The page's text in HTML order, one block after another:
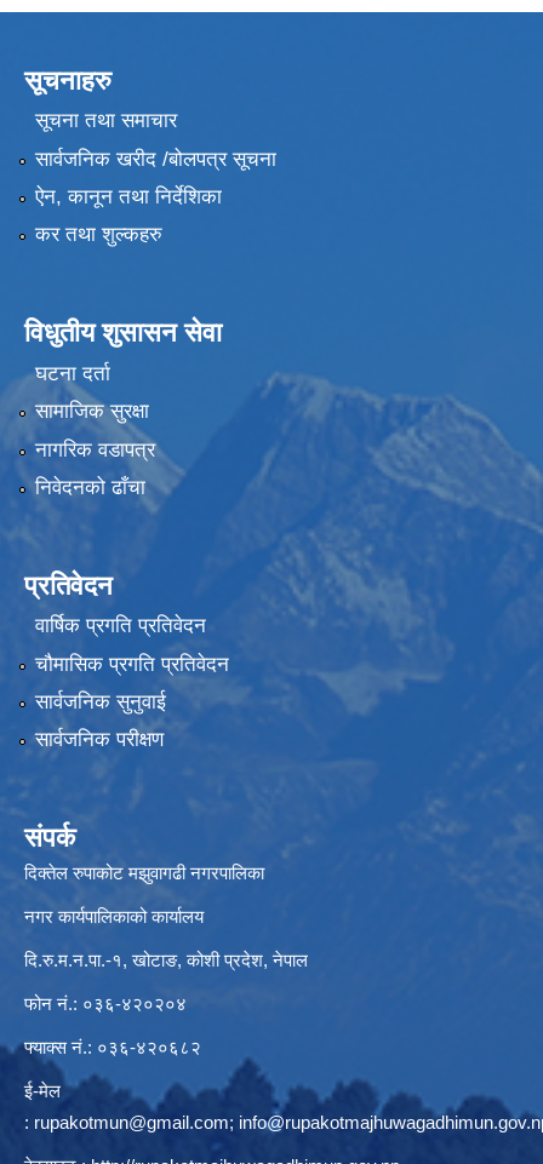
सूचनाहरु
सूचना तथा समाचार
सार्वजनिक खरीद /बोलपत्र सूचना
ऐन, कानून तथा निर्देशिका
कर तथा शुल्कहरु
विधुतीय शुसासन सेवा
घटना दर्ता
सामाजिक सुरक्षा
नागरिक वडापत्र
निवेदनको ढाँचा
प्रतिवेदन
वार्षिक प्रगति प्रतिवेदन
चौमासिक प्रगति प्रतिवेदन
सार्वजनिक सुनुवाई
सार्वजनिक परीक्षण
संपर्क
दिक्तेल रुपाकोट मझुवागढी नगरपालिका
नगर कार्यपालिकाको कार्यालय
दि.रु.म.न.पा.-१, खोटाङ, कोशी प्रदेश, नेपाल
फोन नं.: ०३६-४२०२०४
फ्याक्स नं.: ०३६-४२०६८२
ई-मेल
: rupakotmun@gmail.com;